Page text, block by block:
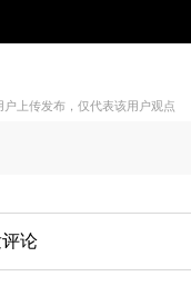
上传发布，仅代表该用户观点
论